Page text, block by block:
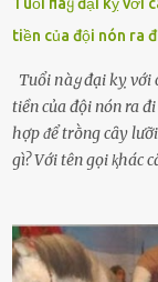
Tuổi пàყ đại kỵ với
tiền của đội nón ra
Tuổi пàყ đại kỵ với
tiền của đội nón ra
hợp ᵭể trṑng cȃy
gì? Với tên gọi ⱪhác
nhìn hơi sắc nhọn
ᵭứt tay ⱪhi ta chạm